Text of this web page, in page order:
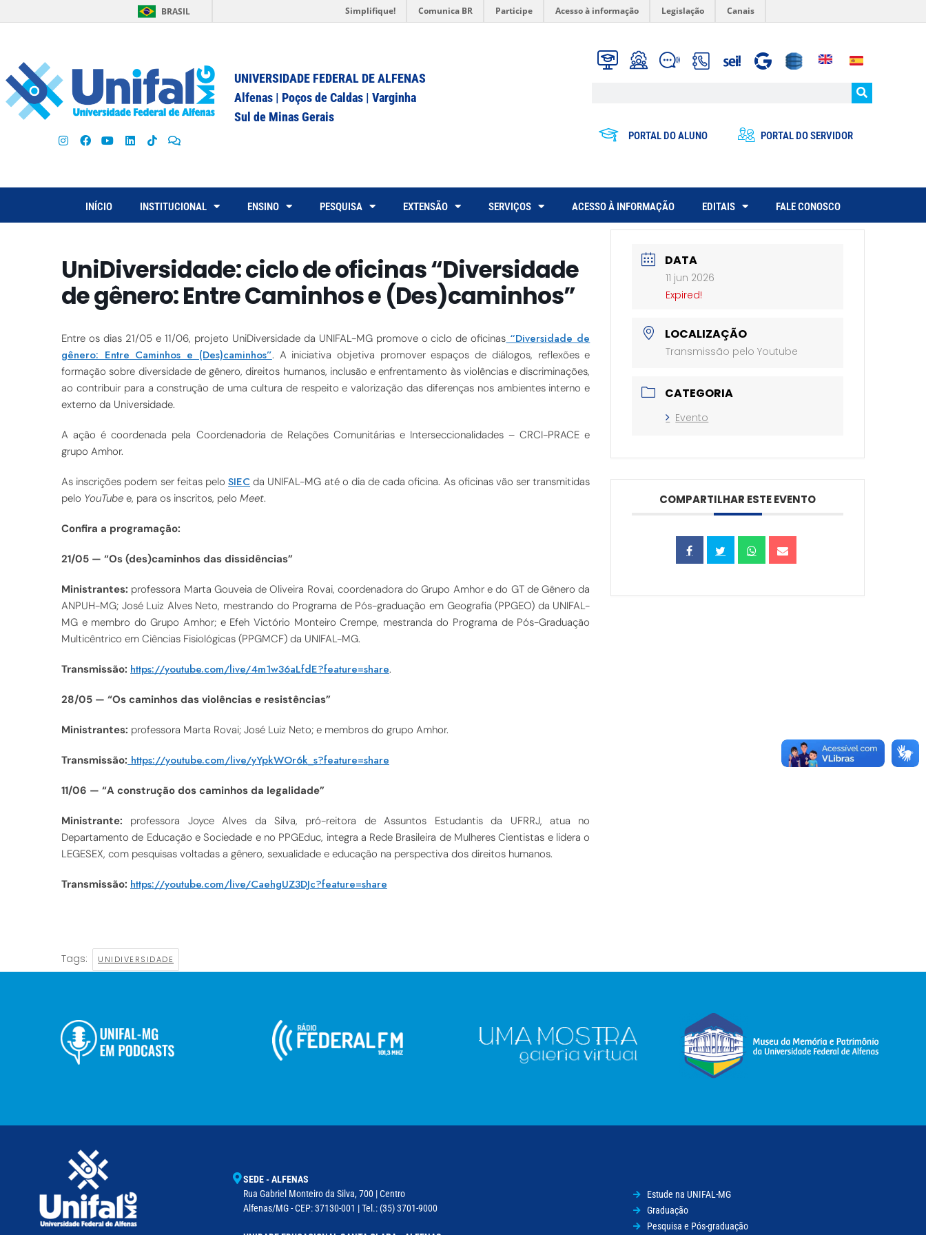
BRASIL Simplifique! Comunica BR Participe Acesso à informação Legislação Canais
UNIVERSIDADE FEDERAL DE ALFENAS
Alfenas | Poços de Caldas | Varginha
Sul de Minas Gerais
PORTAL DO ALUNO PORTAL DO SERVIDOR
INÍCIO INSTITUCIONAL ENSINO PESQUISA EXTENSÃO SERVIÇOS ACESSO À INFORMAÇÃO EDITAIS FALE CONOSCO
UniDiversidade: ciclo de oficinas “Diversidade
de gênero: Entre Caminhos e (Des)caminhos”
Entre os dias 21/05 e 11/06, projeto UniDiversidade da UNIFAL-MG promove o ciclo de oficinas “Diversidade de
gênero: Entre Caminhos e (Des)caminhos”. A iniciativa objetiva promover espaços de diálogos, reflexões e
formação sobre diversidade de gênero, direitos humanos, inclusão e enfrentamento às violências e discriminações,
ao contribuir para a construção de uma cultura de respeito e valorização das diferenças nos ambientes interno e
externo da Universidade.
A ação é coordenada pela Coordenadoria de Relações Comunitárias e Interseccionalidades – CRCI-PRACE e
grupo Amhor.
As inscrições podem ser feitas peloSIEC da UNIFAL-MG até o dia de cada oficina. As oficinas vão ser transmitidas
pelo YouTube e, para os inscritos, pelo Meet.
Confira a programação:
21/05 — “Os (des)caminhos das dissidências”
Ministrantes: professora Marta Gouveia de Oliveira Rovai, coordenadora do Grupo Amhor e do GT de Gênero da
ANPUH-MG; José Luiz Alves Neto, mestrando do Programa de Pós-graduação em Geografia (PPGEO) da UNIFAL-
MG e membro do Grupo Amhor; e Efeh Victório Monteiro Crempe, mestranda do Programa de Pós-Graduação
Multicêntrico em Ciências Fisiológicas (PPGMCF) da UNIFAL-MG.
Transmissão: https://youtube.com/live/4m1w36aLfdE?feature=share.
28/05 — “Os caminhos das violências e resistências”
Ministrantes: professora Marta Rovai; José Luiz Neto; e membros do grupo Amhor.
Transmissão: https://youtube.com/live/yYpkWOr6k_s?feature=share
11/06 — “A construção dos caminhos da legalidade”
Ministrante: professora Joyce Alves da Silva, pró-reitora de Assuntos Estudantis da UFRRJ, atua no
Departamento de Educação e Sociedade e no PPGEduc, integra a Rede Brasileira de Mulheres Cientistas e lidera o
LEGESEX, com pesquisas voltadas a gênero, sexualidade e educação na perspectiva dos direitos humanos.
Transmissão: https://youtube.com/live/CaehgUZ3DJc?feature=share
Tags: UNIDIVERSIDADE
DATA
11 jun 2026
Expired!
LOCALIZAÇÃO
Transmissão pelo Youtube
CATEGORIA
Evento
COMPARTILHAR ESTE EVENTO
SEDE - ALFENAS
Rua Gabriel Monteiro da Silva, 700 | Centro
Alfenas/MG - CEP: 37130-001 | Tel.: (35) 3701-9000
Estude na UNIFAL-MG
Graduação
Pesquisa e Pós-graduação